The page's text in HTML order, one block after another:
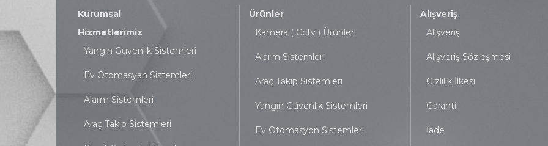
Kurumsal
Hizmetlerimiz
Yangın Guvenlik Sistemleri
Ev Otomasyan Sistemleri
Alarm Sistemleri
Araç Takip Sistemleri
Ürünler
Kamera ( Cctv ) Ürünleri
Alarm Sistemleri
Araç Takip Sistemleri
Yangın Güvenlik Sistemleri
Ev Otomasyon Sistemleri
Alışveriş
Alışveriş
Alışveriş Sözleşmesi
Gizlilik İlkesi
Garanti
İade